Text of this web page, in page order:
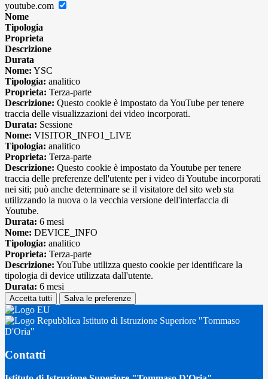
youtube.com
Nome
Tipologia
Proprieta
Descrizione
Durata
Nome: YSC
Tipologia: analitico
Proprieta: Terza-parte
Descrizione: Questo cookie è impostato da YouTube per tenere
traccia delle visualizzazioni dei video incorporati.
Durata: Sessione
Nome: VISITOR_INFO1_LIVE
Tipologia: analitico
Proprieta: Terza-parte
Descrizione: Questo cookie è impostato da Youtube per tenere
traccia delle preferenze dell'utente per i video di Youtube incorporati
nei siti; può anche determinare se il visitatore del sito web sta
utilizzando la nuova o la vecchia versione dell'interfaccia di
Youtube.
Durata: 6 mesi
Nome: DEVICE_INFO
Tipologia: analitico
Proprieta: Terza-parte
Descrizione: YouTube utilizza questo cookie per identificare la
tipologia di device utilizzata dall'utente.
Durata: 6 mesi
Accetta tutti Salva le preferenze
Istituto di Istruzione Superiore "Tommaso
D'Oria"
Contatti